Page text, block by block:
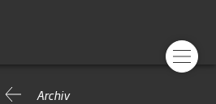
Archiv